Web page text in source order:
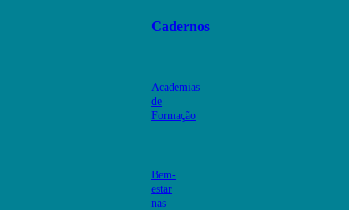
Cadernos
Academias
de
Formação
Bem-
estar
nas